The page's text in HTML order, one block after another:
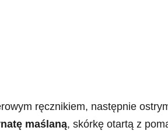
ręcznikiem, następnie
maślaną, skórkę otartą z